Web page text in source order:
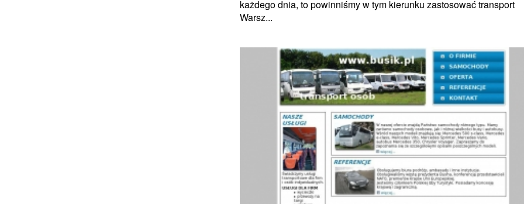
każdego dnia, to powinniśmy w tym kierunku zastosować transport
Warsz...